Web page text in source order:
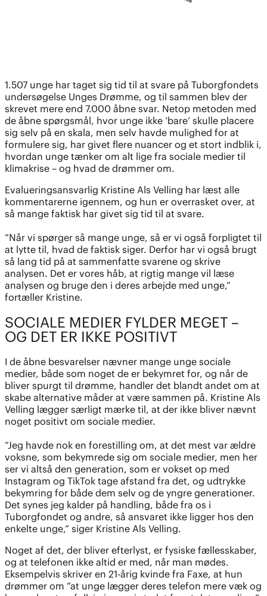
1.507 unge har taget sig tid til at svare på Tuborgfondets
undersøgelse Unges Drømme, og til sammen blev der
skrevet mere end 7.000 åbne svar. Netop metoden med
de åbne spørgsmål, hvor unge ikke ’bare’ skulle placere
sig selv på en skala, men selv havde mulighed for at
formulere sig, har givet flere nuancer og et stort indblik i,
hvordan unge tænker om alt lige fra sociale medier til
klimakrise – og hvad de drømmer om.
Evalueringsansvarlig Kristine Als Velling har læst alle
kommentarerne igennem, og hun er overrasket over, at
så mange faktisk har givet sig tid til at svare.
”Når vi spørger så mange unge, så er vi også forpligtet til
at lytte til, hvad de faktisk siger. Derfor har vi også brugt
så lang tid på at sammenfatte svarene og skrive
analysen. Det er vores håb, at rigtig mange vil læse
analysen og bruge den i deres arbejde med unge,”
fortæller Kristine.
SOCIALE MEDIER FYLDER MEGET –
OG DET ER IKKE POSITIVT
I de åbne besvarelser nævner mange unge sociale
medier, både som noget de er bekymret for, og når de
bliver spurgt til drømme, handler det blandt andet om at
skabe alternative måder at være sammen på. Kristine Als
Velling lægger særligt mærke til, at der ikke bliver nævnt
noget positivt om sociale medier.
”Jeg havde nok en forestilling om, at det mest var ældre
voksne, som bekymrede sig om sociale medier, men her
ser vi altså den generation, som er vokset op med
Instagram og TikTok tage afstand fra det, og udtrykke
bekymring for både dem selv og de yngre generationer.
Det synes jeg kalder på handling, både fra os i
Tuborgfondet og andre, så ansvaret ikke ligger hos den
enkelte unge,” siger Kristine Als Velling.
Noget af det, der bliver efterlyst, er fysiske fællesskaber,
og at telefonen ikke altid er med, når man mødes.
Eksempelvis skriver en 21-årig kvinde fra Faxe, at hun
drømmer om ”at unge lægger deres telefon mere væk og